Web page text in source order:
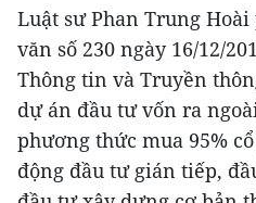
Luật sư Phan Trung
văn số 230 ngày 16/12/
Thông tin và Truyền
dự án đầu tư vốn ra
phương thức mua 95%
động đầu tư gián tiếp,